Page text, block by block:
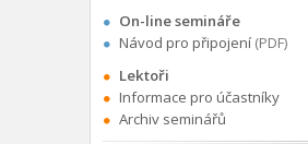
On-line semináře
Návod pro připojení (PDF)
Lektoři
Informace pro účastníky
Archiv seminářů